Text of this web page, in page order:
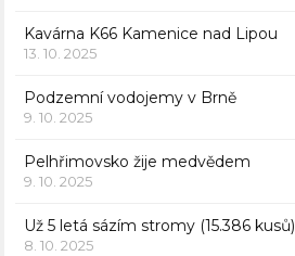
Kavárna K66 Kamenice nad Lipou
13. 10. 2025
Podzemní vodojemy v Brně
9. 10. 2025
Pelhřimovsko žije medvědem
9. 10. 2025
Už 5 letá sázím stromy (15.386 kusů)
8. 10. 2025